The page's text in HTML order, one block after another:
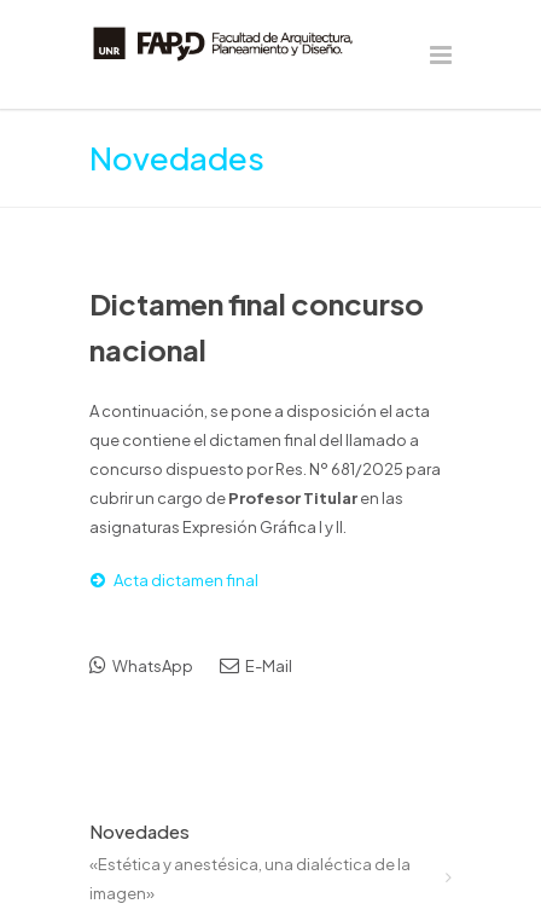
Novedades
Dictamen final concurso
nacional
A continuación, se pone a disposición el acta
que contiene el dictamen final del llamado a
concurso dispuesto por Res. Nº 681/2025 para
cubrir un cargo deProfesor Titularen las
asignaturas Expresión Gráfica I y II.
Acta dictamen final
WhatsApp E-Mail
Novedades
«Estética y anestésica, una dialéctica de la
imagen»